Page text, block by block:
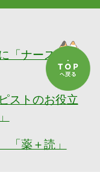
「ナースぷら
ストのお役立
薬＋読」